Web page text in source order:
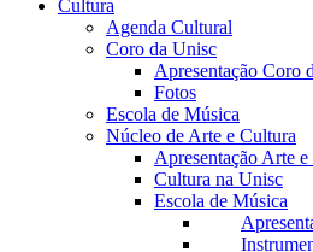
Cultura
Agenda Cultural
Coro da Unisc
Apresentação Coro
Fotos
Escola de Música
Núcleo de Arte e Cultura
Apresentação Arte
Cultura na Unisc
Escola de Música